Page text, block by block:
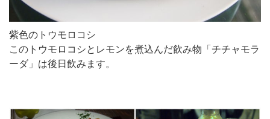
紫色のトウモロコシ
このトウモロコシとレモンを煮込んだ飲み物「チチャモラ
ーダ」は後日飲みます。